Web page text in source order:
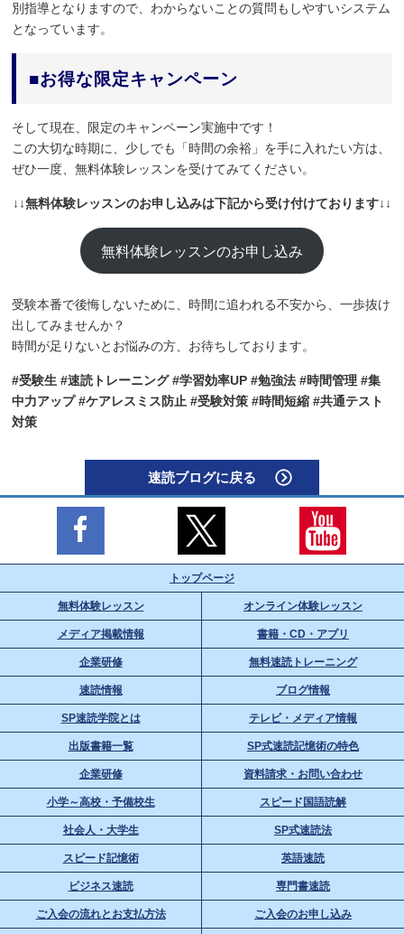
別指導となりますので、わからないことの質問もしやすいシステム
となっています。
■お得な限定キャンペーン
そして現在、限定のキャンペーン実施中です！
この大切な時期に、少しでも「時間の余裕」を手に入れたい方は、
ぜひ一度、無料体験レッスンを受けてみてください。
↓↓無料体験レッスンのお申し込みは下記から受け付けております↓↓
無料体験レッスンのお申し込み
受験本番で後悔しないために、時間に追われる不安から、一歩抜け
出してみませんか？
時間が足りないとお悩みの方、お待ちしております。
#受験生 #速読トレーニング #学習効率UP #勉強法 #時間管理 #集
中力アップ #ケアレスミス防止 #受験対策 #時間短縮 #共通テスト
対策
速読ブログに戻る
トップページ
無料体験レッスン オンライン体験レッスン
メディア掲載情報 書籍・CD・アプリ
企業研修 無料速読トレーニング
速読情報 ブログ情報
SP速読学院とは テレビ・メディア情報
出版書籍一覧 SP式速読記憶術の特色
企業研修 資料請求・お問い合わせ
小学～高校・予備校生 スピード国語読解
社会人・大学生 SP式速読法
スピード記憶術 英語速読
ビジネス速読 専門書速読
ご入会の流れとお支払方法 ご入会のお申し込み